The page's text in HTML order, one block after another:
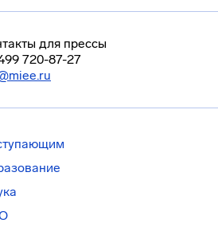
для прессы
720-87-27